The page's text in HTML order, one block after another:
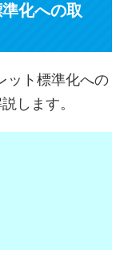
化への取
ット標準化への
します。